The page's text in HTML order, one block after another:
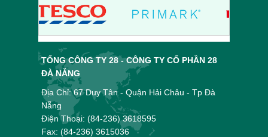
TỔNG CÔNG TY 28 - CÔNG TY CỔ PHẦN 28
ĐÀ NẴNG
Địa Chỉ: 67 Duy Tân - Quận Hải Châu - Tp Đà
Nẵng
Điện Thoại: (84-236) 3618595
Fax: (84-236) 3615036